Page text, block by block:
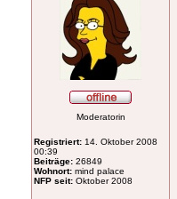
Moderatorin
Registriert: 14. Oktober 2008
00:39
Beiträge: 26849
Wohnort: mind palace
NFP seit: Oktober 2008